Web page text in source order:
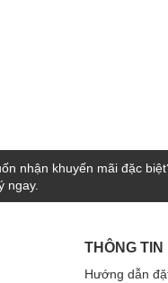
nhận khuyến mãi đặc
ngay.
THÔNG TIN
Hướng dẫn